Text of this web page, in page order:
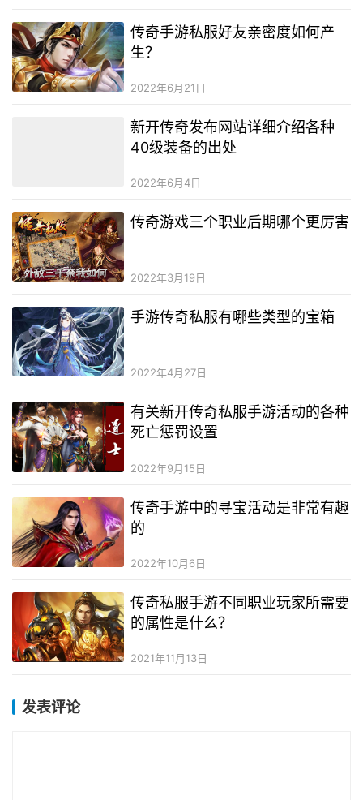
传奇手游私服好友亲密度如何产
生？
2022年6月21日
新开传奇发布网站详细介绍各种
40级装备的出处
2022年6月4日
传奇游戏三个职业后期哪个更厉害
2022年3月19日
手游传奇私服有哪些类型的宝箱
2022年4月27日
有关新开传奇私服手游活动的各种
死亡惩罚设置
2022年9月15日
传奇手游中的寻宝活动是非常有趣
的
2022年10月6日
传奇私服手游不同职业玩家所需要
的属性是什么？
2021年11月13日
发表评论